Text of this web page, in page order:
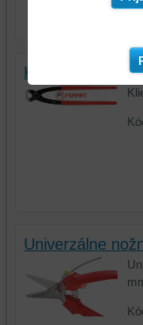
Kliešte pre
Univerzálne
ukladá
údaje
prehliadača)
identifikáciu
vašej
údaje
na
aby
mohli
poskytovať
doplnkové